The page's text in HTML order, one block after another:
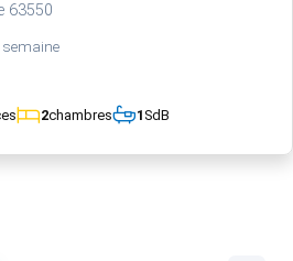
63550
semaine
2chambres 1SdB